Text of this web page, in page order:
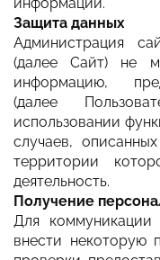
Защита данных
Администрация
(далее Сайт) не
информацию,
(далее
использовании
случаев,
территории
деятельность.
Получение
Для коммуникации
внести некоторую